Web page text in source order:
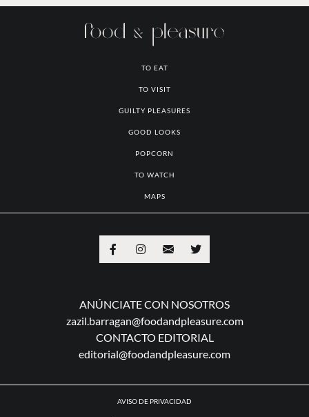
TO EAT
TO VISIT
GUILTY PLEASURES
GOOD LOOKS
POPCORN
TO WATCH
MAPS
ANÚNCIATE CON NOSOTROS
zazil.barragan@foodandpleasure.com
CONTACTO EDITORIAL
editorial@foodandpleasure.com
AVISO DE PRIVACIDAD